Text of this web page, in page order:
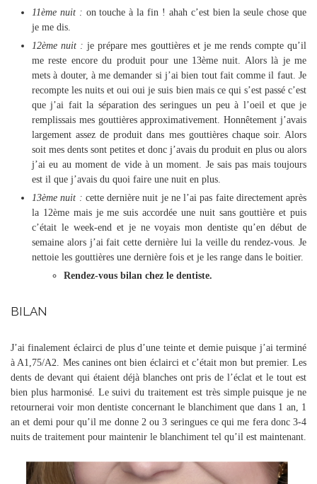
11ème nuit : on touche à la fin ! ahah c’est bien la seule chose que
je me dis.
12ème nuit : je prépare mes gouttières et je me rends compte qu’il
me reste encore du produit pour une 13ème nuit. Alors là je me
mets à douter, à me demander si j’ai bien tout fait comme il faut. Je
recompte les nuits et oui oui je suis bien mais ce qui s’est passé c’est
que j’ai fait la séparation des seringues un peu à l’oeil et que je
remplissais mes gouttières approximativement. Honnêtement j’avais
largement assez de produit dans mes gouttières chaque soir. Alors
soit mes dents sont petites et donc j’avais du produit en plus ou alors
j’ai eu au moment de vide à un moment. Je sais pas mais toujours
est il que j’avais du quoi faire une nuit en plus.
13ème nuit : cette dernière nuit je ne l’ai pas faite directement après
la 12ème mais je me suis accordée une nuit sans gouttière et puis
c’était le week-end et je ne voyais mon dentiste qu’en début de
semaine alors j’ai fait cette dernière lui la veille du rendez-vous. Je
nettoie les gouttières une dernière fois et je les range dans le boitier.
Rendez-vous bilan chez le dentiste.
BILAN
J’ai finalement éclairci de plus d’une teinte et demie puisque j’ai terminé
à A1,75/A2. Mes canines ont bien éclairci et c’était mon but premier. Les
dents de devant qui étaient déjà blanches ont pris de l’éclat et le tout est
bien plus harmonisé. Le suivi du traitement est très simple puisque je ne
retournerai voir mon dentiste concernant le blanchiment que dans 1 an, 1
an et demi pour qu’il me donne 2 ou 3 seringues ce qui me fera donc 3-4
nuits de traitement pour maintenir le blanchiment tel qu’il est maintenant.